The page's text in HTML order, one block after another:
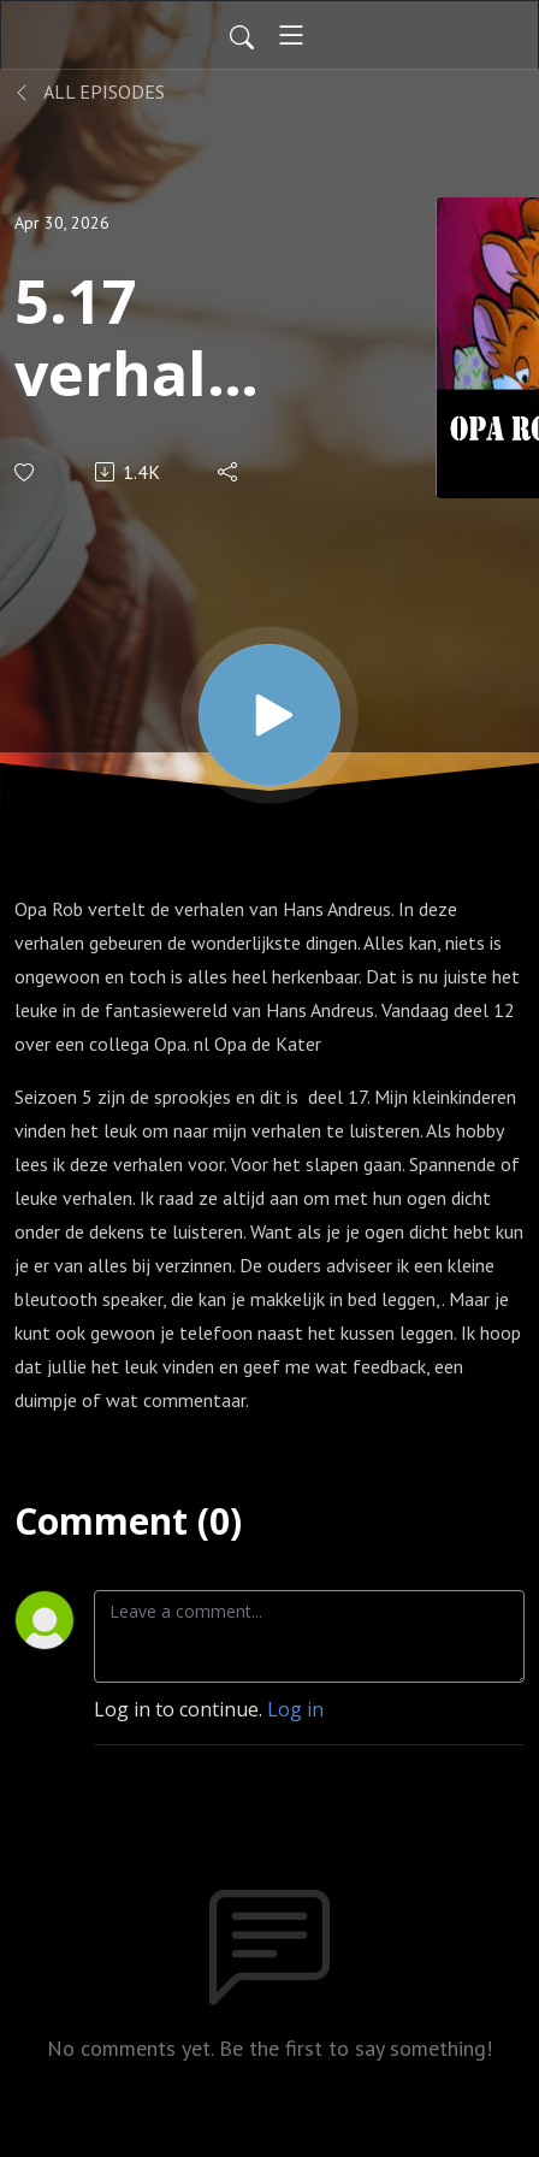
ALL EPISODES
Apr 30, 2026
5.17
verhalen
van
Hans
Andreus.
De 2
flessen
1.4K
Opa Rob vertelt de verhalen van Hans Andreus. In deze
verhalen gebeuren de wonderlijkste dingen. Alles kan, niets is
ongewoon en toch is alles heel herkenbaar. Dat is nu juiste het
leuke in de fantasiewereld van Hans Andreus. Vandaag deel 12
over een collega Opa. nl Opa de Kater
Seizoen 5 zijn de sprookjes en dit is deel 17. Mijn kleinkinderen
vinden het leuk om naar mijn verhalen te luisteren. Als hobby
lees ik deze verhalen voor. Voor het slapen gaan. Spannende of
leuke verhalen. Ik raad ze altijd aan om met hun ogen dicht
onder de dekens te luisteren. Want als je je ogen dicht hebt kun
je er van alles bij verzinnen. De ouders adviseer ik een kleine
bleutooth speaker, die kan je makkelijk in bed leggen,. Maar je
kunt ook gewoon je telefoon naast het kussen leggen. Ik hoop
dat jullie het leuk vinden en geef me wat feedback, een
duimpje of wat commentaar.
Comment (0)
Log in to continue. Log in
No comments yet. Be the first to say something!